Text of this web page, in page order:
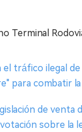
Terminal
tráfico ilegal
para combatir
de venta
sobre la